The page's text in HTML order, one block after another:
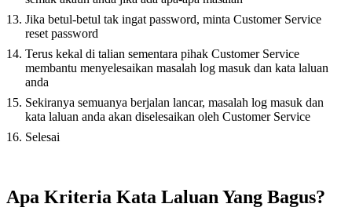
Jika betul-betul tak ingat password, minta Customer Service
reset password
Terus kekal di talian sementara pihak Customer Service
membantu menyelesaikan masalah log masuk dan kata laluan
anda
Sekiranya semuanya berjalan lancar, masalah log masuk dan
kata laluan anda akan diselesaikan oleh Customer Service
Selesai
Apa Kriteria Kata Laluan Yang Bagus?